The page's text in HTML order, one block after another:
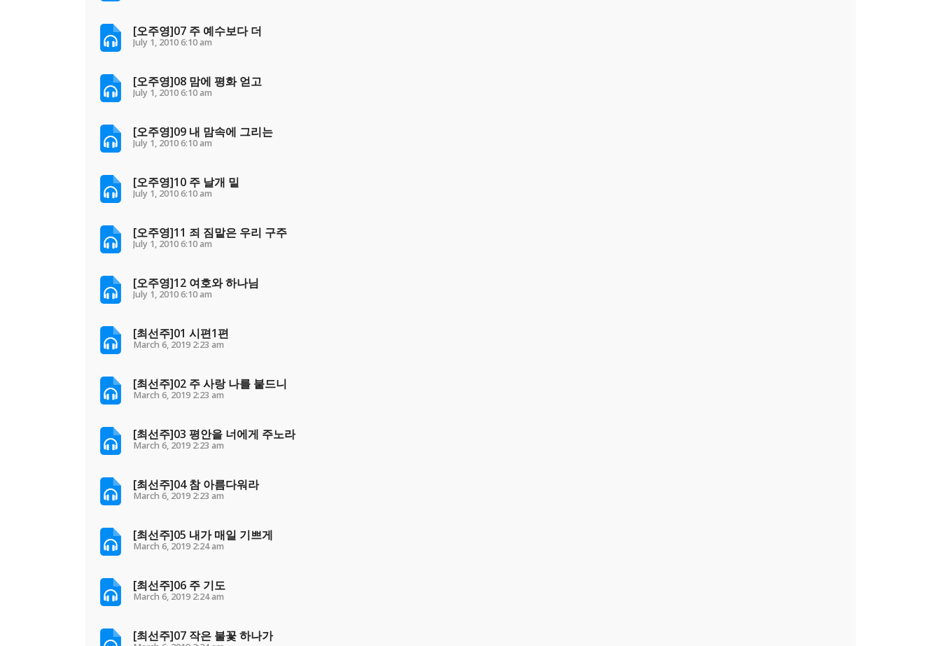
[오주영]07 주 예수보다 더
July 1, 20106:10 am
[오주영]08 맘에 평화 얻고
July 1, 20106:10 am
[오주영]09 내 맘속에 그리는
July 1, 20106:10 am
[오주영]10 주 날개 밑
July 1, 20106:10 am
[오주영]11 죄 짐맡은 우리 구주
July 1, 20106:10 am
[오주영]12 여호와 하나님
July 1, 20106:10 am
[최선주]01 시편1편
March 6, 2019 2:23 am
[최선주]02 주 사랑 나를 붙드니
March 6, 2019 2:23 am
[최선주]03 평안을 너에게 주노라
March 6, 2019 2:23 am
[최선주]04 참 아름다워라
March 6, 2019 2:23 am
[최선주]05 내가 매일 기쁘게
March 6, 2019 2:24 am
[최선주]06 주 기도
March 6, 2019 2:24 am
[최선주]07 작은 불꽃 하나가